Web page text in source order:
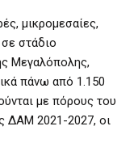
μικρομεσαίες,
στάδιο
Μεγαλόπολης,
πάνω από 1.150
με πόρους του
ΔΑΜ 2021-2027, οι